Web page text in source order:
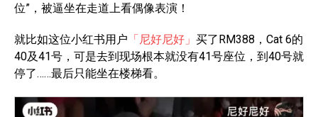
位”，被逼坐在走道上看偶像表演！
就比如这位小红书用户 「尼好尼好」 买了RM388，Cat 6的
40及41号，可是去到现场根本就没有41号座位，到40号就
停了……最后只能坐在楼梯看。